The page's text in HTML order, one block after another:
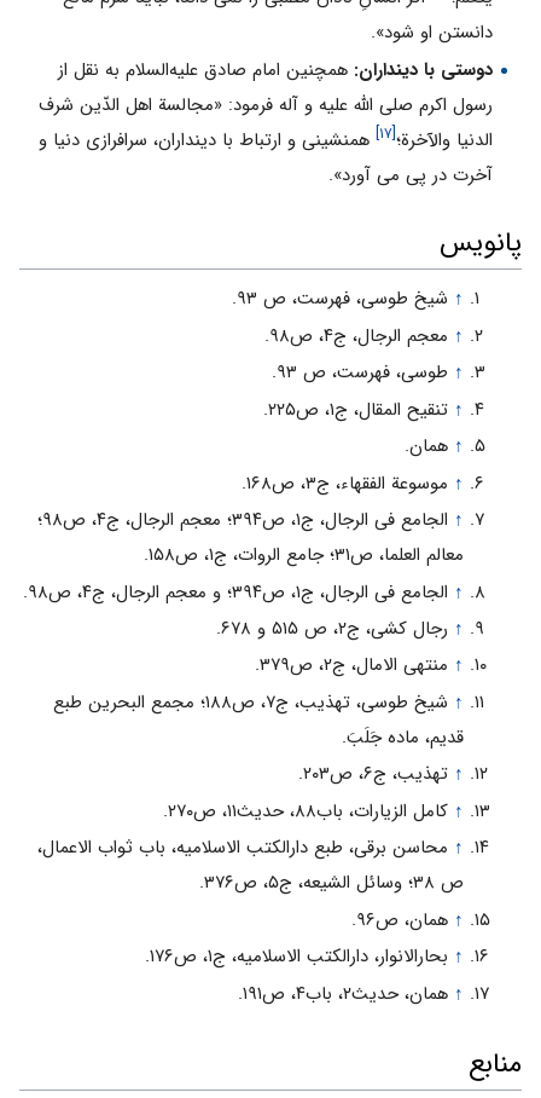
دانستن او شود».
دوستى با دینداران: همچنین امام صادق علیه‌السلام به نقل از
رسول اکرم صلی الله علیه و آله فرمود: «مجالسة اهل الدّین شرف
الدنیا والآخرة؛[۱۷]
همنشینى و ارتباط با دینداران، سرافرازى دنیا و
آخرت در پى مى آورد».
پانویس
↑ شیخ طوسى، فهرست، ص ۹۳.
↑ معجم الرجال، ج۴، ص۹۸.
↑ طوسى، فهرست، ص ۹۳.
↑ تنقیح المقال، ج۱، ص۲۲۵.
↑ همان.
↑ موسوعة الفقهاء، ج۳، ص۱۶۸.
↑
الجامع فى الرجال، ج۱، ص۳۹۴؛ معجم الرجال، ج۴، ص۹۸؛
معالم العلما، ص۳۱؛ جامع الروات، ج۱، ص۱۵۸.
↑ الجامع فى الرجال، ج۱، ص۳۹۴؛ و معجم الرجال، ج۴، ص۹۸.
↑ رجال کشى، ج۲، ص ۵۱۵ و ۶۷۸.
↑ منتهى الامال، ج۲، ص۳۷۹.
↑
شیخ طوسى، تهذیب، ج۷، ص۱۸۸؛ مجمع البحرین طبع
قدیم، ماده جَلَبَ.
↑ تهذیب، ج۶، ص۲۰۳.
↑ کامل الزیارات، باب۸۸، حدیث۱۱، ص۲۷۰.
↑ محاسن برقى، طبع دارالکتب الاسلامیه، باب ثواب الاعمال،
ص ۳۸؛ وسائل الشیعه، ج۵، ص۳۷۶.
↑ همان، ص۹۶.
↑ بحارالانوار، دارالکتب الاسلامیه، ج۱، ص۱۷۶.
↑ همان، حدیث۲، باب۴، ص۱۹۱.
منابع